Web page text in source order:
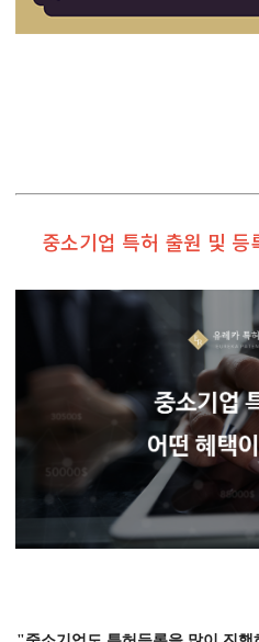
중소기업 특허 출원 및